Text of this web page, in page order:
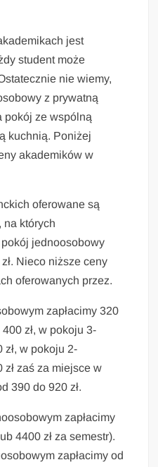
jest
student może
nie wiemy,
z prywatną
pokój ze wspólną
kuchnią. Poniżej
akademików w
oferowane są
na których
jednoosobowy
Nieco niższe ceny
oferowanych przez.
zapłacimy 320
zł, w pokoju 3-
w pokoju 2-
zaś za miejsce w
390 do 920 zł.
zapłacimy
4400 zł za semestr).
zapłacimy od